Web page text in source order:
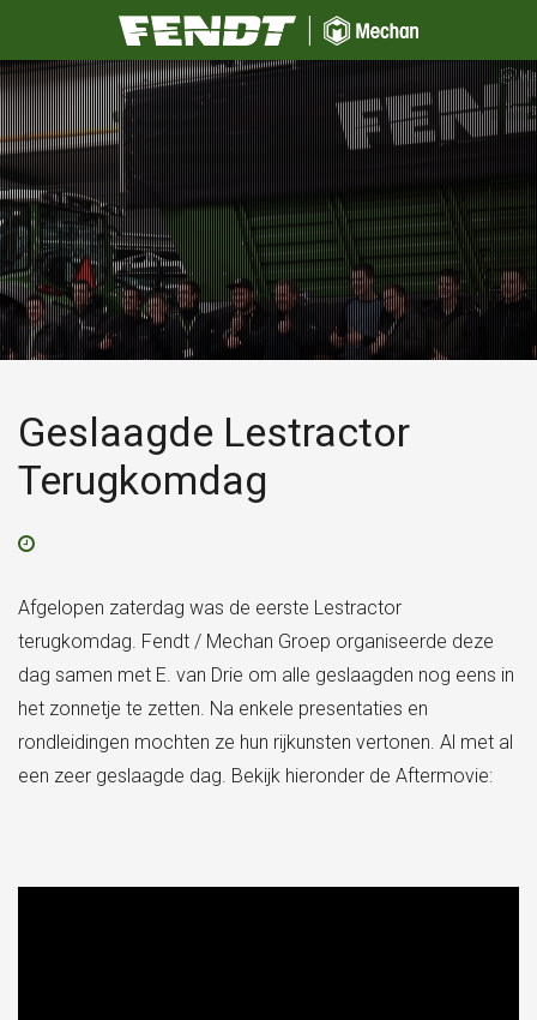
Geslaagde Lestractor
Terugkomdag
Afgelopen zaterdag was de eerste Lestractor
terugkomdag. Fendt / Mechan Groep organiseerde deze
dag samen met E. van Drie om alle geslaagden nog eens in
het zonnetje te zetten. Na enkele presentaties en
rondleidingen mochten ze hun rijkunsten vertonen. Al met al
een zeer geslaagde dag. Bekijk hieronder de Aftermovie: